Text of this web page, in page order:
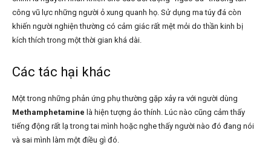
công vũ lực những người ỏ xung quanh họ. Sử dụng ma túy đá còn
khiến người nghiện thường có cảm giác rất mệt mỏi do thần kinh bị
kích thích trong một thời gian khá dài.
Các tác hại khác
Một trong những phản ứng phụ thường gặp xảy ra với người dùng
Methamphetamine là hiện tượng ảo thính. Lúc nào cũng cảm thấy
tiếng động rất lạ trong tai mình hoặc nghe thấy người nào đó đang nói
và sai mình làm một điều gì đó.